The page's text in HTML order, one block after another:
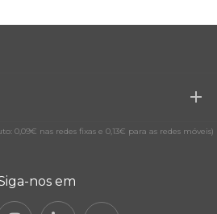
0,09€ nas redes fixas e 0,13€ para as redes móveis)
nos em